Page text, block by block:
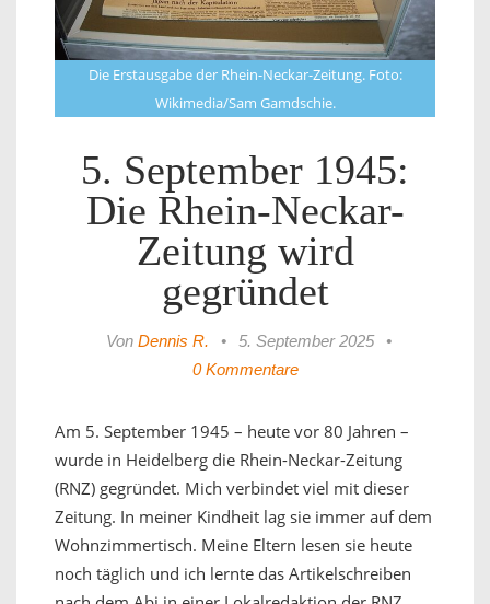
Die Erstausgabe der Rhein-Neckar-Zeitung. Foto:
Wikimedia/Sam Gamdschie.
5. September 1945:
Die Rhein-Neckar-
Zeitung wird
gegründet
Von Dennis R. • 5. September 2025
•
0 Kommentare
Am 5. September 1945 – heute vor 80 Jahren –
wurde in Heidelberg die Rhein-Neckar-Zeitung
(RNZ) gegründet. Mich verbindet viel mit dieser
Zeitung. In meiner Kindheit lag sie immer auf dem
Wohnzimmertisch. Meine Eltern lesen sie heute
noch täglich und ich lernte das Artikelschreiben